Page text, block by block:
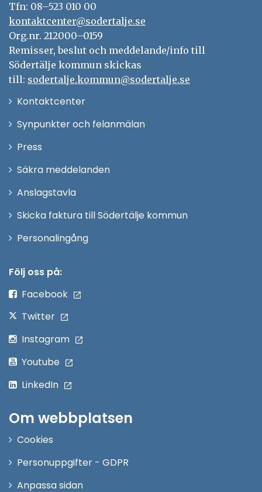
Tfn: 08–523 010 00
kontaktcenter@sodertalje.se
Org.nr. 212000–0159
Remisser, beslut och meddelande/info till
Södertälje kommun skickas
till: sodertalje.kommun@sodertalje.se
KontaktcenterÖppna
Synpunkter och felanmälan
Press
fönster
Säkra meddelanden
Anslagstavla
Skicka faktura till Södertälje kommun
PersonalingångÖppna
Följ oss på:
Facebook
Twitter
Instagram
Youtube
LinkedIn
Om webbplatsen
Cookies
Personuppgifter - GDPR
Anpassa sidan